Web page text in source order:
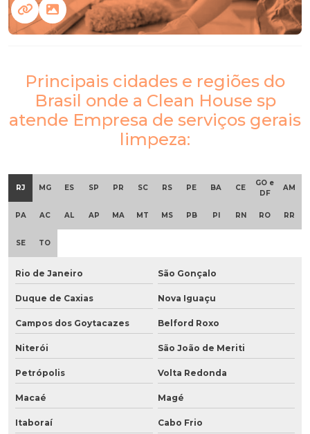
Principais cidades e regiões do
Brasil onde a Clean House sp
atende Empresa de serviços gerais
limpeza:
RJ MG ES SP PR SC RS PE BA CE
GO e
DF
AM
PA AC AL AP MA MT MS PB PI RN RO RR
SE TO
Rio de Janeiro São Gonçalo
Duque de Caxias Nova Iguaçu
Campos dos Goytacazes Belford Roxo
Niterói São João de Meriti
Petrópolis Volta Redonda
Macaé Magé
Itaboraí Cabo Frio